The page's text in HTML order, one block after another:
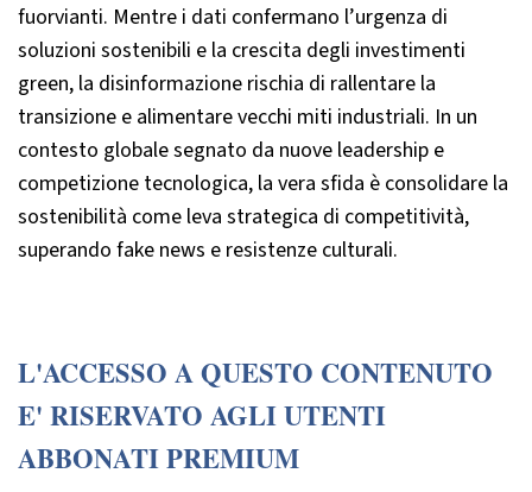
fuorvianti. Mentre i dati confermano l’urgenza di
soluzioni sostenibili e la crescita degli investimenti
green, la disinformazione rischia di rallentare la
transizione e alimentare vecchi miti industriali. In un
contesto globale segnato da nuove leadership e
competizione tecnologica, la vera sfida è consolidare la
sostenibilità come leva strategica di competitività,
superando fake news e resistenze culturali.
L'ACCESSO A QUESTO CONTENUTO
E' RISERVATO AGLI UTENTI
ABBONATI PREMIUM